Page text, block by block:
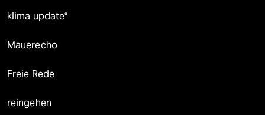
klima update°
Mauerecho
Freie Rede
reingehen